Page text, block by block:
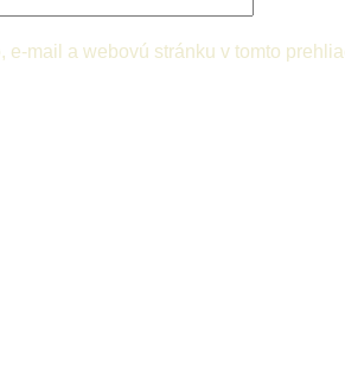
e-mail a webovú stránku v tomto